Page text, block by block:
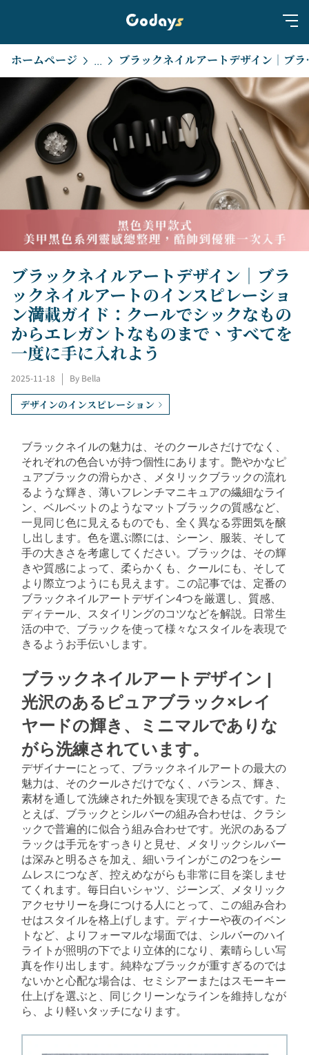
ホームページ ... ブラックネイルアートデザ
ブラックネイルアートデザイン｜ブラ
ックネイルアートのインスピレーショ
ン満載ガイド：クールでシックなもの
からエレガントなものまで、すべてを
一度に手に入れよう
2025-11-18 By Bella
デザインのインスピレーション
ブラックネイルの魅力は、そのクールさだけでなく、
それぞれの色合いが持つ個性にあります。艶やかなピ
ュアブラックの滑らかさ、メタリックブラックの流れ
るような輝き、薄いフレンチマニキュアの繊細なライ
ン、ベルベットのようなマットブラックの質感など、
一見同じ色に見えるものでも、全く異なる雰囲気を醸
し出します。色を選ぶ際には、シーン、服装、そして
手の大きさを考慮してください。ブラックは、その輝
きや質感によって、柔らかくも、クールにも、そして
より際立つようにも見えます。この記事では、定番の
ブラックネイルアートデザイン4つを厳選し、質感、
ディテール、スタイリングのコツなどを解説。日常生
活の中で、ブラックを使って様々なスタイルを表現で
きるようお手伝いします。
ブラックネイルアートデザイン |
光沢のあるピュアブラック×レイ
ヤードの輝き、ミニマルでありな
がら洗練されています。
デザイナーにとって、ブラックネイルアートの最大の
魅力は、そのクールさだけでなく、バ​​ランス、輝き、
素材を通して洗練された外観を実現できる点です。た
とえば、ブラックとシルバーの組み合わせは、クラシ
ックで普遍的に似合う組み合わせです。光沢のあるブ
ラックは手元をすっきりと見せ、メタリックシルバー
は深みと明るさを加え、細いラインがこの2つをシー
ムレスにつなぎ、控えめながらも非常に目を楽しませ
てくれます。毎日白いシャツ、ジーンズ、メタリック
アクセサリーを身につける人にとって、この組み合わ
せはスタイルを格上げします。ディナーや夜のイベン
トなど、よりフォーマルな場面では、シルバーのハイ
ライトが照明の下でより立体的になり、素晴らしい写
真を作り出します。純粋なブラックが重すぎるのでは
ないかと心配な場合は、セミシアーまたはスモーキー
仕上げを選ぶと、同じクリーンなラインを維持しなが
ら、より軽いタッチになります。